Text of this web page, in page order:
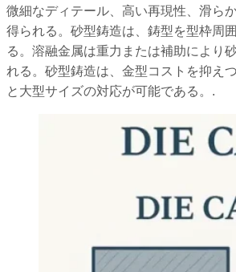
微細なディテール、高い再現性、滑ら
得られる。砂型鋳造は、鋳型を型枠周
る。溶融金属は重力または補助により
れる。砂型鋳造は、金型コストを抑え
と大型サイズの対応が可能である。.